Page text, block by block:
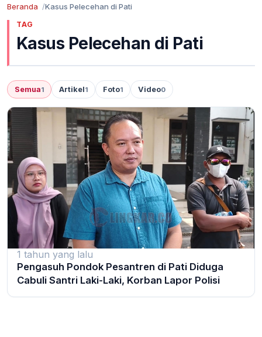
Beranda Kasus Pelecehan di Pati
TAG
Kasus Pelecehan di Pati
Semua1 Artikel1 Foto1 Video0
1 tahun yang lalu
Pengasuh Pondok Pesantren di Pati Diduga
Cabuli Santri Laki-Laki, Korban Lapor Polisi